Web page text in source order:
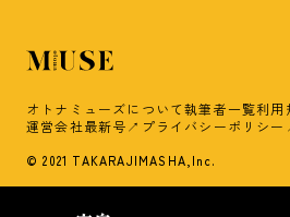
オトナミューズについて執筆者一覧利用
運営会社最新号 プライバシーポリシー
© 2021 TAKARAJIMASHA,Inc.